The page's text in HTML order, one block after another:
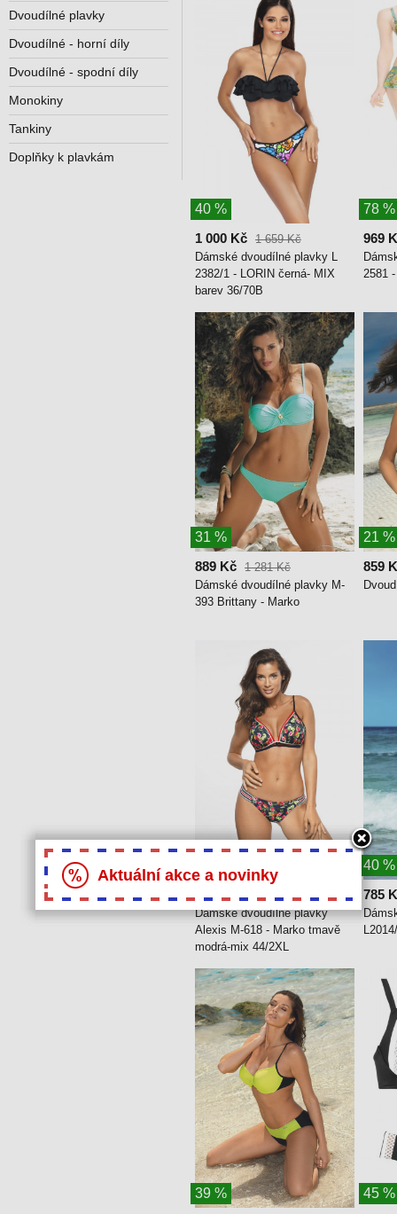
40 %
1 000 Kč 1 659 Kč
Dámské dvoudílné plavky L
2382/1 - LORIN černá- MIX
barev 36/70B
78 %
969
2581
31 %
889 Kč 1 281 Kč
Dámské dvoudílné plavky M-
393 Brittany - Marko
21 %
859
814 Kč
1 359 Kč
Dámské dvoudílné plavky
Alexis M-618 - Marko tmavě
modrá-mix 44/2XL
40 %
785
39 %
45 %
Dvoudílné plavky
Dvoudílné - horní díly
Dvoudílné - spodní díly
Monokiny
Tankiny
Doplňky k plavkám
Aktuální akce a novinky